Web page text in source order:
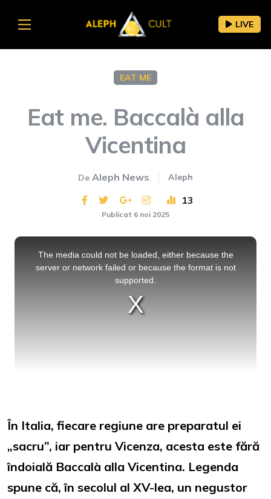
LIVE
EAT ME
Eat me. Baccalà alla
Vicentina
De Aleph News Aleph
13
Publicat 6 noi 2025
This
The media could not be loaded, either because the
server or network failed or because the format is not
supported.
În Italia, fiecare regiune are preparatul ei
„sacru”, iar pentru Vicenza, acesta este fără
îndoială Baccalà alla Vicentina. Legenda
spune că, în secolul al XV-lea, un negustor